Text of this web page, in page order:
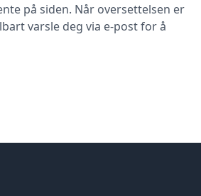
på siden. Når oversettelsen er
varsle deg via e-post for å